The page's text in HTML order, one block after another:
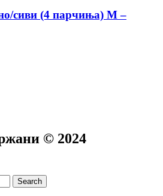
сиви (4 парчиња) M –
© 2024
Search